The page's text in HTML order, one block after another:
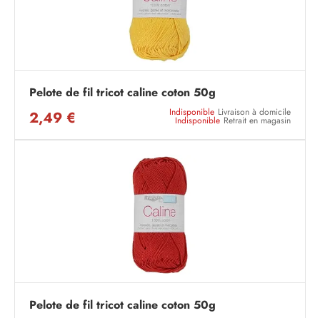
Pelote de fil tricot caline coton 50g
2,49 € Indisponible Livraison à domicile
Indisponible Retrait en magasin
Pelote de fil tricot caline coton 50g